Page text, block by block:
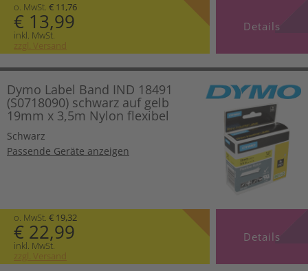
o. MwSt. € 11,76
€ 13,99
inkl. MwSt.
zzgl. Versand
Details
Dymo Label Band IND 18491
(S0718090) schwarz auf gelb
19mm x 3,5m Nylon flexibel
Schwarz
Passende Geräte anzeigen
o. MwSt. € 19,32
€ 22,99
inkl. MwSt.
zzgl. Versand
Details